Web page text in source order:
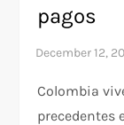
pagos
Colombia
precedentes